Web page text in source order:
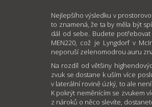
Nejlepšího výsledku v
to znamená, že ta by měla být
dál od sebe. Budete
MEN220, což je Lyngdorf v
neporuší zelenomodrou auru
Na rozdíl od většiny
zvuk se dostane k uším více
v laterální rovině úzký, to ale
K pokrýt neměnícím se zvukem
z nároků o něco slevíte,